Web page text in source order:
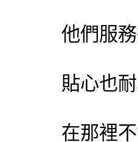
他們服
貼心也
在那裡